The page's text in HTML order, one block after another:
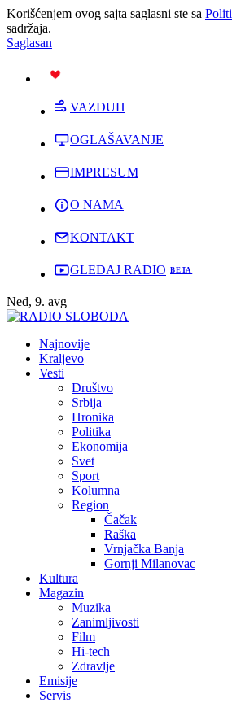
Korišćenjem ovog sajta saglasni ste sa
sadržaja.
Saglasan
VAZDUH
OGLAŠAVANJE
IMPRESUM
O NAMA
KONTAKT
GLEDAJ RADIO
Ned, 9. avg
Najnovije
Kraljevo
Vesti
Društvo
Srbija
Hronika
Politika
Ekonomija
Svet
Sport
Kolumna
Region
Čačak
Raška
Vrnjačka Banja
Gornji Milanovac
Kultura
Magazin
Muzika
Zanimljivosti
Film
Hi-tech
Zdravlje
Emisije
Servis